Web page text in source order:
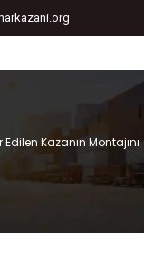
Kazanın Montajını